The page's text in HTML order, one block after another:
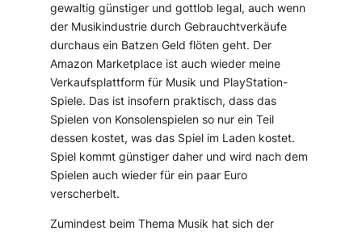
gewaltig günstiger und gottlob legal, auch wenn
der Musikindustrie durch Gebrauchtverkäufe
durchaus ein Batzen Geld flöten geht. Der
Amazon Marketplace ist auch wieder meine
Verkaufsplattform für Musik und PlayStation-
Spiele. Das ist insofern praktisch, dass das
Spielen von Konsolenspielen so nur ein Teil
dessen kostet, was das Spiel im Laden kostet.
Spiel kommt günstiger daher und wird nach dem
Spielen auch wieder für ein paar Euro
verscherbelt.
Zumindest beim Thema Musik hat sich der